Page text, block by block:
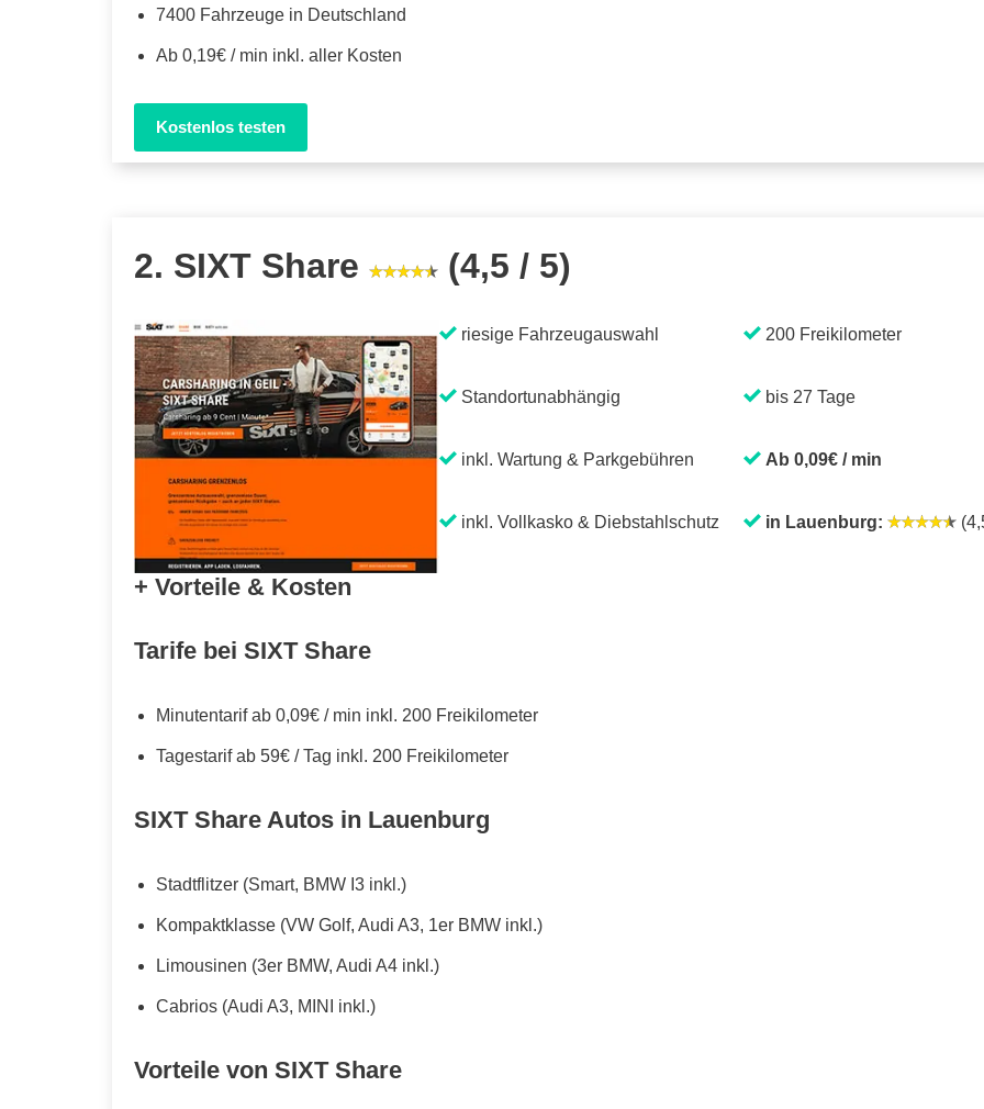
7400 Fahrzeuge in Deutschland
Ab 0,19€ / min inkl. aller Kosten
Kostenlos testen
2. SIXT Share (4,5 / 5)
riesige Fahrzeugauswahl
Standortunabhängig
inkl. Wartung & Parkgebühren
inkl. Vollkasko & Diebstahlschutz
200 Freikilometer
bis 27 Tage
Ab 0,09€ / min
in Lauenburg:
+ Vorteile & Kosten
Tarife bei SIXT Share
Minutentarif ab 0,09€ / min inkl. 200 Freikilometer
Tagestarif ab 59€ / Tag inkl. 200 Freikilometer
SIXT Share Autos in Lauenburg
Stadtflitzer (Smart, BMW I3 inkl.)
Kompaktklasse (VW Golf, Audi A3, 1er BMW inkl.)
Limousinen (3er BMW, Audi A4 inkl.)
Cabrios (Audi A3, MINI inkl.)
Vorteile von SIXT Share